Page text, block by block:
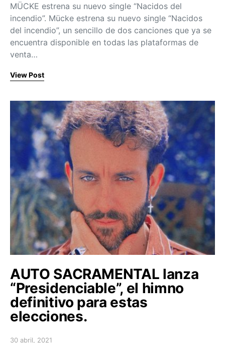
MÜCKE estrena su nuevo single “Nacidos del
incendio”. Mücke estrena su nuevo single “Nacidos
del incendio”, un sencillo de dos canciones que ya se
encuentra disponible en todas las plataformas de
venta…
View Post
AUTO SACRAMENTAL lanza
“Presidenciable”, el himno
definitivo para estas
elecciones.
30 abril, 2021